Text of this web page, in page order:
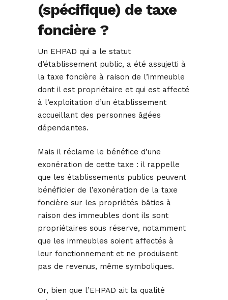
(spécifique) de taxe
foncière ?
Un EHPAD qui a le statut
d’établissement public, a été assujetti à
la taxe foncière à raison de l’immeuble
dont il est propriétaire et qui est affecté
à l’exploitation d’un établissement
accueillant des personnes âgées
dépendantes.
Mais il réclame le bénéfice d’une
exonération de cette taxe : il rappelle
que les établissements publics peuvent
bénéficier de l’exonération de la taxe
foncière sur les propriétés bâties à
raison des immeubles dont ils sont
propriétaires sous réserve, notamment
que les immeubles soient affectés à
leur fonctionnement et ne produisent
pas de revenus, même symboliques.
Or, bien que l’EHPAD ait la qualité